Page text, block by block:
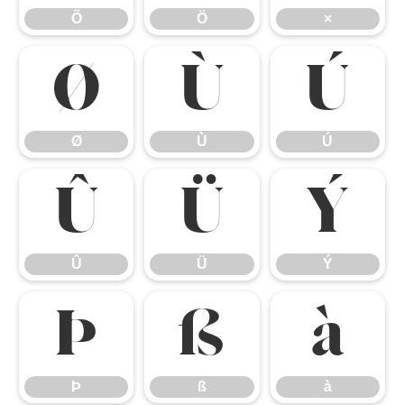
Õ Ö ×
Ø
Ø
Ù
Ù
Ú
Ú
Û
Û
Ü
Ü
Ý
Ý
Þ
Þ
ß
ß
à
à